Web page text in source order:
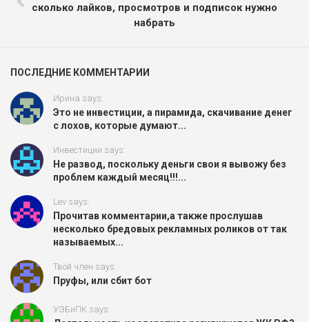
сколько лайков, просмотров и подписок нужно
набрать
ПОСЛЕДНИЕ КОММЕНТАРИИ
Ирина says:
Это не инвестиции, а пирамида, скачивание денег
с лохов, которые думают...
Инвестиции says:
Не развод, поскольку деньги свои я вывожу без
проблем каждый месяц!!!...
Lev says:
Прочитав комментарии,а также прослушав
несколько бредовых рекламных роликов от так
называемых...
Твой член says:
Пруфы, или сбит бот
УЭБиПК says: